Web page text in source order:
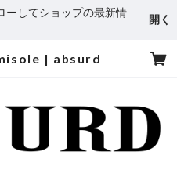
ーしてショップの最新情
開く
| absurd